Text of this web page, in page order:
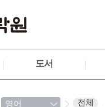
도서
전체